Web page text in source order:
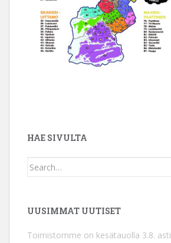
HAE SIVULTA
Search
UUSIMMAT UUTISET
Toimistomme on kesätauolla 3.8. asti